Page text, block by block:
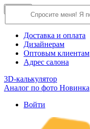
О компании
Доставка и оплата
Дизайнерам
Оптовым клиентам
Адрес салона
3D-калькулятор
Аналог по фото Новинка
Войти